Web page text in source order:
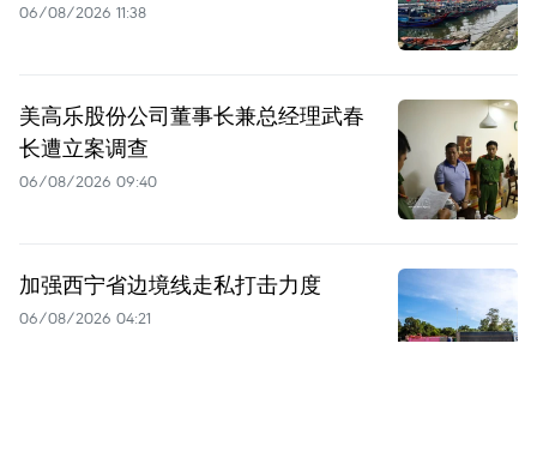
06/08/2026 11:38
美高乐股份公司董事长兼总经理武春
长遭立案调查
06/08/2026 09:40
加强西宁省边境线走私打击力度
06/08/2026 04:21